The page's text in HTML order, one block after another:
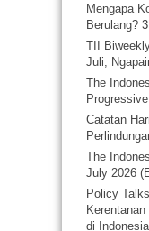
Mengapa
Berulang?
TII
Juli,
The
Catatan
The
July 2026
Policy
di